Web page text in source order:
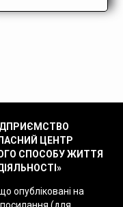
ЦЕНТР
СПОСОБУ ЖИТТЯ
опубліковані на